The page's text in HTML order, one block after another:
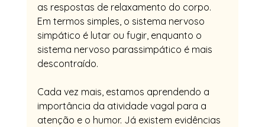
as respostas de relaxamento do corpo.
Em termos simples, o sistema nervoso
simpático é lutar ou fugir, enquanto o
sistema nervoso parassimpático é mais
descontraído.
Cada vez mais, estamos aprendendo a
importância da atividade vagal para a
atenção e o humor. Já existem evidências